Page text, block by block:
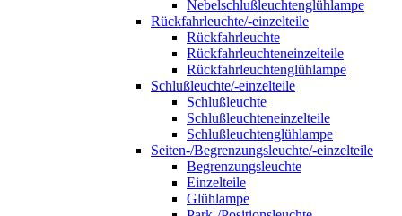
Nebelschlußleuchtenglühlampe
Rückfahrleuchte/-einzelteile
Rückfahrleuchte
Rückfahrleuchteneinzelteile
Rückfahrleuchtenglühlampe
Schlußleuchte/-einzelteile
Schlußleuchte
Schlußleuchteneinzelteile
Schlußleuchtenglühlampe
Seiten-/Begrenzungsleuchte/-einzelteile
Begrenzungsleuchte
Einzelteile
Glühlampe